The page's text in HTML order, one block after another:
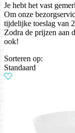
Je hebt het vast
Om onze
tijdelijke toeslag van
Zodra de prijzen aan
ook!
Sorteren op:
Standaard